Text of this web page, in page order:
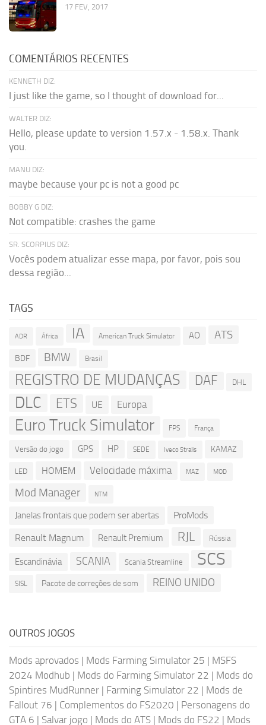
17 FEV, 2017
COMENTÁRIOS RECENTES
KENNETH DIZ:
I just like the game, so I thought of download for...
WALTER DIZ:
Hello, please update to version 1.57.x - 1.58.x. Thank
you.
MANU DIZ:
maybe because your pc is not a good pc
BOBBY G DIZ:
Not compatible: crashes the game
SR. SCORPIUS DIZ:
Vocês podem atualizar esse mapa, por favor, pois sou
dessa região...
TAGS
ADR África IA American Truck Simulator AO ATS
BDF BMW Brasil
REGISTRO DE MUDANÇAS DAF DHL
DLC ETS UE Europa
Euro Truck Simulator FPS França
Versão do jogo GPS HP SEDE Iveco Stralis KAMAZ
LED HOMEM Velocidade máxima MAZ MOD
Mod Manager NTM
Janelas frontais que podem ser abertas
ProMods
Renault Magnum
Renault Premium RJL Rússia
Escandinávia SCANIA Scania Streamline SCS
SISL Pacote de correções de som REINO UNIDO
OUTROS JOGOS
Mods aprovados | Mods Farming Simulator 25 | MSFS
2024 Modhub | Mods do Farming Simulator 22 | Mods do
Spintires MudRunner | Farming Simulator 22 | Mods de
Fallout 76 | Complementos do FS2020 | Personagens do
GTA 6 | Salvar jogo | Mods do ATS | Mods do FS22 | Mods